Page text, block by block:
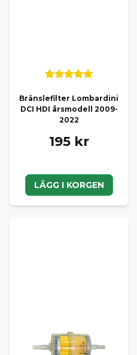
Bränslefilter Lombardini
DCI HDI årsmodell 2009-
2022
195 kr
LÄGG I KORGEN